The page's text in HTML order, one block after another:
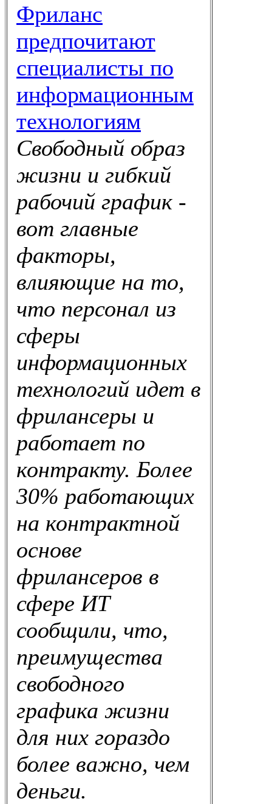
Фриланс
предпочитают
специалисты по
информационным
технологиям
Свободный образ
жизни и гибкий
рабочий график -
вот главные
факторы,
влияющие на то,
что персонал из
сферы
информационных
технологий идет в
фрилансеры и
работает по
контракту. Более
30% работающих
на контрактной
основе
фрилансеров в
сфере ИТ
сообщили, что,
преимущества
свободного
графика жизни
для них гораздо
более важно, чем
деньги.